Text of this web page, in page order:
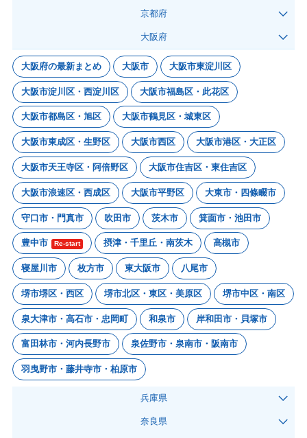
京都府
大阪府
大阪府の最新まとめ 大阪市 大阪市東淀川区
大阪市淀川区・西淀川区 大阪市福島区・此花区
大阪市都島区・旭区 大阪市鶴見区・城東区
大阪市東成区・生野区 大阪市西区 大阪市港区・大正区
大阪市天王寺区・阿倍野区 大阪市住吉区・東住吉区
大阪市浪速区・西成区 大阪市平野区 大東市・四條畷市
守口市・門真市 吹田市 茨木市 箕面市・池田市
豊中市 Re-start 摂津・千里丘・南茨木 高槻市
寝屋川市 枚方市 東大阪市 八尾市
堺市堺区・西区 堺市北区・東区・美原区 堺市中区・南区
泉大津市・高石市・忠岡町 和泉市 岸和田市・貝塚市
富田林市・河内長野市 泉佐野市・泉南市・阪南市
羽曳野市・藤井寺市・柏原市
兵庫県
奈良県